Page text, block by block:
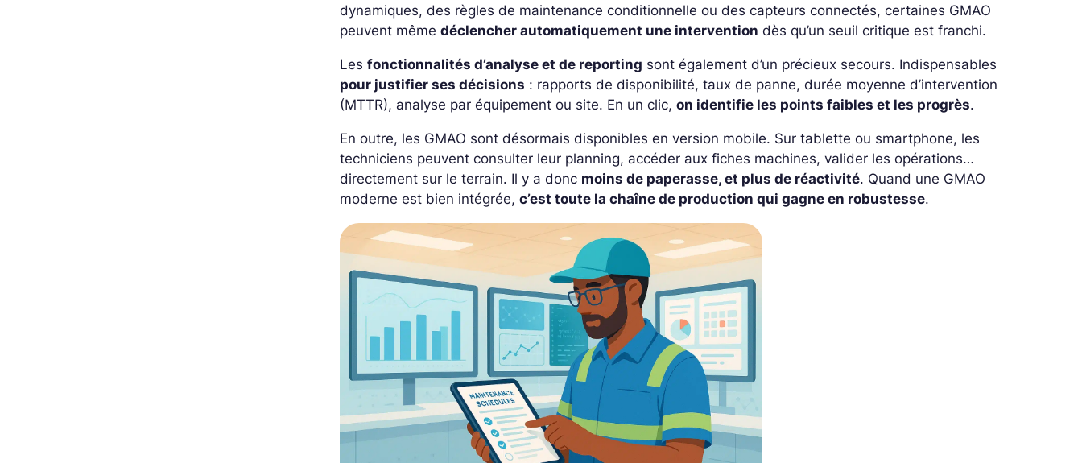
dynamiques, des règles de maintenance conditionnelle ou des capteurs connectés, certaines GMAO
peuvent mêmedéclencher automatiquement une intervention dès qu’un seuil critique est franchi.
Lesfonctionnalités d’analyse et de reporting sont également d’un précieux secours. Indispensables
pour justifier ses décisions : rapports de disponibilité, taux de panne, durée moyenne d’intervention
(MTTR), analyse par équipement ou site. En un clic,on identifie les points faibles et les progrès.
En outre, les GMAO sont désormais disponibles en version mobile. Sur tablette ou smartphone, les
techniciens peuvent consulter leur planning, accéder aux fiches machines, valider les opérations…
directement sur le terrain. Il y a donc moins de paperasse, et plus de réactivité. Quand une GMAO
moderne est bien intégrée,c’est toute la chaîne de production qui gagne en robustesse.